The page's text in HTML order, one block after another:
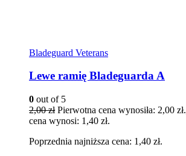
Bladeguard Veterans
Lewe ramię Bladeguarda A
0 out of 5
2,00zł Pierwotna cena wynosiła: 2,00 zł.
cena wynosi: 1,40 zł.
Poprzednia najniższa cena: 1,40 zł.